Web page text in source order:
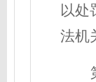
以处
法机